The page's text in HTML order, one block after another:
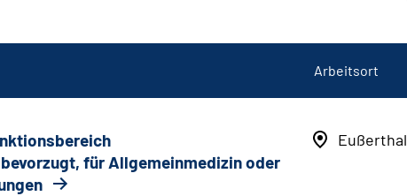
Arbeitsort
für Allgemeinmedizin oder
Eußerthal